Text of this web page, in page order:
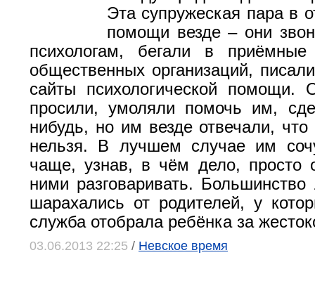
Эта супружеская пара в
помощи везде – они
психологам, бегали в приёмные
общественных организаций,
сайты психологической помощи.
просили, умоляли помочь им,
нибудь, но им везде отвечали, что
нельзя. В лучшем случае им
чаще, узнав, в чём дело, просто
ними разговаривать.
шарахались от родителей, у
служба отобрала ребёнка за
03.06.2013 22:25 / Невское время